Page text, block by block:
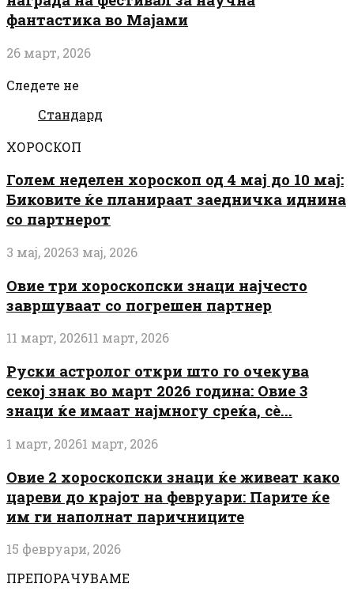
фантастика во Мајами
26 март, 2026
Следете не
Стандард
ХОРОСКОП
Голем неделен хороскоп од 4 мај до 10 мај:
Биковите ќе планираат заедничка иднина
со партнерот
3 мај, 20263 мај, 2026
Овие три хороскопски знаци најчесто
завршуваат со погрешен партнер
11 март, 202611 март, 2026
Руски астролог откри што го очекува
секој знак во март 2026 година: Овие 3
знаци ќе имаат најмногу среќа, сè...
1 март, 20261 март, 2026
Овие 2 хороскопски знаци ќе живеат како
цареви до крајот на февруари: Парите ќе
им ги наполнат паричниците
15 февруари, 2026
ПРЕПОРАЧУВАМЕ